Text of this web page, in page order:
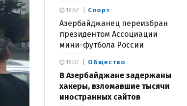
Спорт
Азербайджанец переизбран
президентом Ассоциации
мини-футбола России
18:52
Общество
В Азербайджане задержаны
хакеры, взломавшие тысячи
иностранных сайтов
18:37